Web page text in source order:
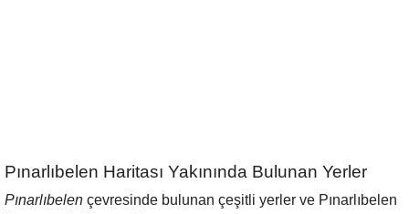
Pınarlıbelen Haritası Yakınında Bulunan Yerler
Pınarlıbelen çevresinde bulunan çeşitli yerler ve Pınarlıbelen